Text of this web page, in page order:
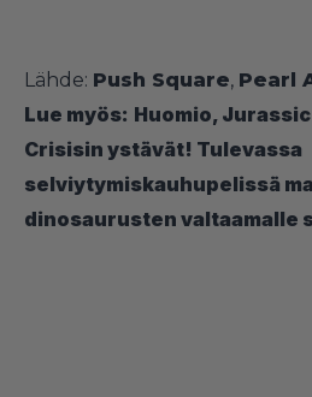
Lähde: Push Square, Pearl
Lue myös: Huomio,
Crisisin ystävät! Tulevassa
selviytymiskauhupelissä
dinosaurusten valtaamalle